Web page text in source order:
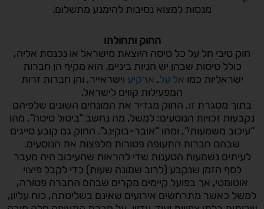
מנסות למצוא נסיבות להימנע מתשלום.
החוק ותחולתו
חוק טיבי חל על כל טיסה היוצאת מישראל או נכנסת אליה,
כולל טיסות שבהן יש חניות ביניים. הוא מקיף הן חברות
ישראליות כמו אל על, ארקיע וישראייר, והן חברות זרות
המפעילות קווים לישראל.
בתוך מסגרת זו, החוק מגדיר את המונחים השונים שלפיהם
נקבעות זכויות הנוסעים: למשל, מה נחשב “ביטול טיסה”, מהו
“עיכוב משמעותי”, ומהו “אובר-בוקינג”. החוק גם קובע סייגים
שבהם חברות התעופה פטורות מלפצות את הנוסעים.
לעיתים נשמעות הטענות שדי להראות שהעיכוב היה מעבר
לסף הזמן שנקבע (לרוב שמונה שעות) כדי לקבל פיצוי
אוטומטי, אך בפועל קיימים מקרים שבהם החברה פטורה,
למשל כאשר מתרחשים אירועים שאינם בשליטתה, כוח עליון,